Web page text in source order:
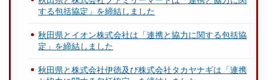
する包括協定」を締結しました
秋田県とイオン株式会社は「連携と協力に関する包括協
定」を締結しました
秋田県と株式会社伊徳及び株式会社タカヤナギは「連携